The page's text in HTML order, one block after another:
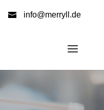
info@merryll.de